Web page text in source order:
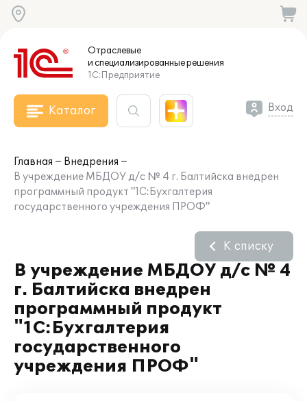
Отраслевые
и специализированныерешения
1С:Предприятие
Каталог Вход
Главная
Внедрения
В учреждение МБДОУ д/с № 4 г. Балтийска внедрен
программный продукт "1С:Бухгалтерия
государственного учреждения ПРОФ"
В учреждение МБДОУ д/с № 4
г. Балтийска внедрен
программный продукт
"1С:Бухгалтерия
государственного
учреждения ПРОФ"
К списку